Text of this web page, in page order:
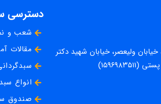
ولیعصر، خیابان شهید دکتر
دسترسی
شعب و
مقالات
انواع
صندوق